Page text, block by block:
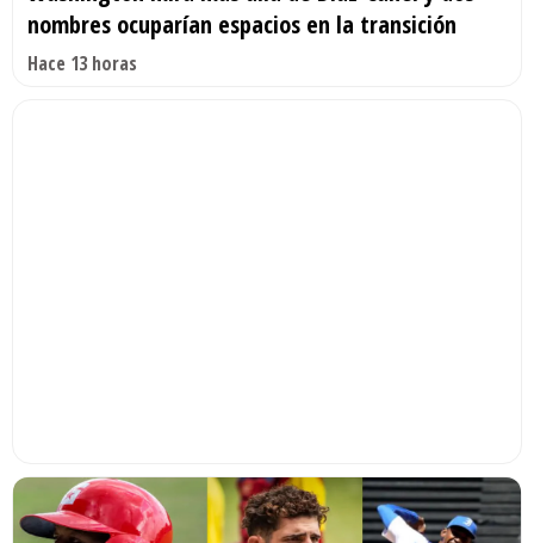
nombres ocuparían espacios en la transición
Hace 13 horas